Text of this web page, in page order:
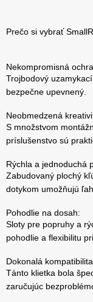
Prečo si vybrať
Nekompromisná
Trojbodový
bezpečne upevnený.
Neobmedzená
S množstvom
príslušenstvo sú
Rýchla a jednoduchá
Zabudovaný plochý
dotykom umožňujú
Pohodlie na dosah:
Sloty pre popruhy a
pohodlie a flexibilitu
Dokonalá
Tánto klietka bola
zaručujúc